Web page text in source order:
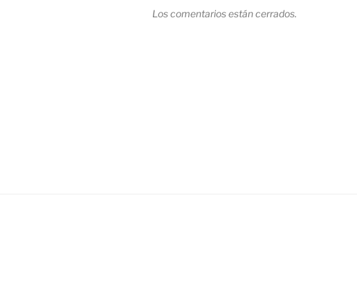
Los comentarios están cerrados.